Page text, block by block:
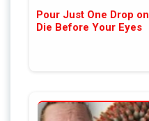
Pour Just One Drop
Die Before Your Eyes